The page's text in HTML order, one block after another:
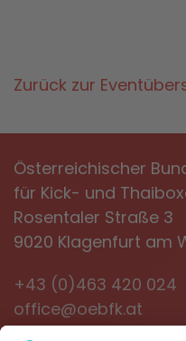
Zurück zur
Österreichischer
für Kick- und
Rosentaler Straße 3
9020 Klagenfurt am
+43 (0)463 420 024
office@oebfk.at